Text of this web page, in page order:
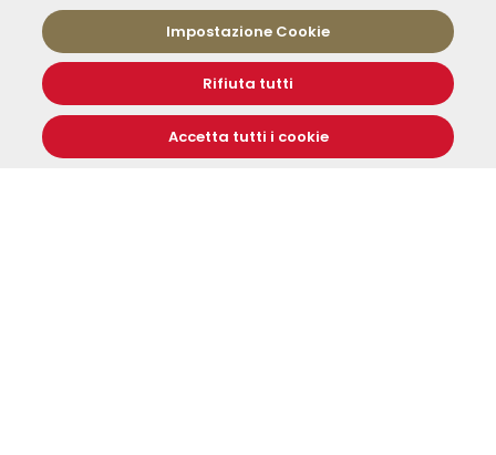
storico delle Ferrovie italiane: costituita il 6 marzo 2013 riunisce sotto la
sua tutela un parco di rotabili storici composto da 400 mezzi, i fondi
archivistici e bibliotecari, i musei di Pietrarsa e Trieste Campo Marzio e
le linee ferroviarie un tempo sospese, oggi recuperate ad una nuova
vocazione turistica con il progetto «Binari senza Tempo».
FS Treni Turistici Italiani
è l'impresa Ferroviaria del Gruppo FS che
gestisce i treni storici della Fondazione FS.
Impostazione Cookie
Rifiuta tutti
Accetta tutti i cookie